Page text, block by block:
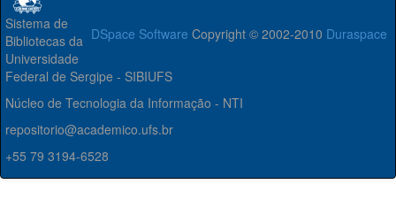
DSpace Software Copyright © 2002-2010 Duraspace
Sistema de
Bibliotecas da
Universidade
Federal de Sergipe - SIBIUFS
Núcleo de Tecnologia da Informação - NTI
repositorio@academico.ufs.br
+55 79 3194-6528